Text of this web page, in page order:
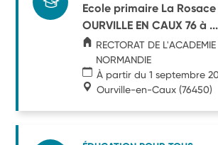
Ecole primaire La
OURVILLE EN CAUX 76 à ...
RECTORAT DE
NORMANDIE
À partir du 1 septembre
Ourville-en-Caux (76450)